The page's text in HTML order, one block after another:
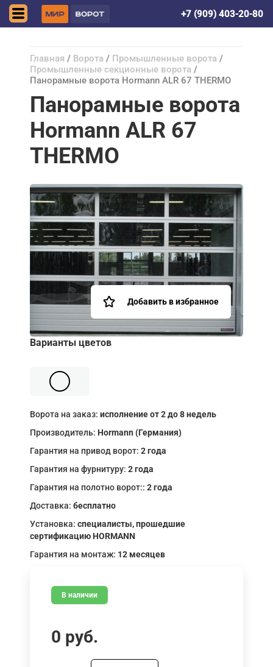
+7 (909) 403-20-80
Главная / Ворота / Промышленные ворота /
Промышленные секционные ворота /
Панорамные ворота Hormann ALR 67 THERMO
Панорамные ворота
Hormann ALR 67
THERMO
Добавить в избранное
Варианты цветов
Ворота на заказ: исполнение от 2 до 8 недель
Производитель: Hormann (Германия)
Гарантия на привод ворот: 2 года
Гарантия на фурнитуру: 2 года
Гарантия на полотно ворот:: 2 года
Доставка: бесплатно
Установка: специалисты, прошедшие
сертификацию HORMANN
Гарантия на монтаж: 12 месяцев
В наличии
0 руб.